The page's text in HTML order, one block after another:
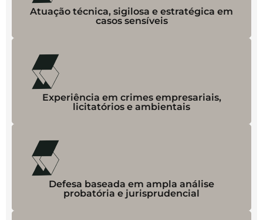
Atuação técnica, sigilosa e estratégica em
casos sensíveis
Experiência em crimes empresariais,
licitatórios e ambientais
Defesa baseada em ampla análise
probatória e jurisprudencial